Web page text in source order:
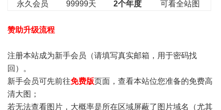
永久会员
99999天 2个年度 可看全站图
赞助升级流程
注册本站成为新手会员 （请填写真实邮箱，用于密码找
回）。
新手会员可先前往免费版页面，查看本站位您准备的免费高
清大图；
若无法查看图片，大概率是所在区域屏蔽了图片域名（尤其